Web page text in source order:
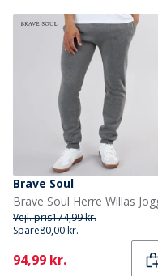
Brave Soul
Vejl. pris174,99 kr.
Spare80,00 kr.
Current
94,99 kr.